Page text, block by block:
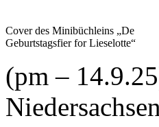
Cover des Minibüchleins „De
Geburtstagsfier for Lieselotte“
(pm –